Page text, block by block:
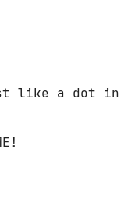
like a dot in